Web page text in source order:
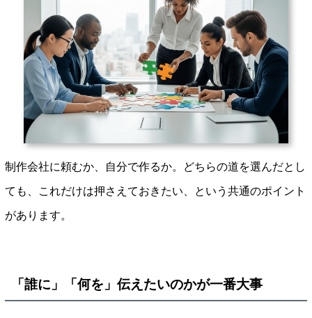
制作会社に頼むか、自分で作るか。どちらの道を選んだとし
ても、これだけは押さえておきたい、という共通のポイント
があります。
「誰に」「何を」伝えたいのかが一番大事